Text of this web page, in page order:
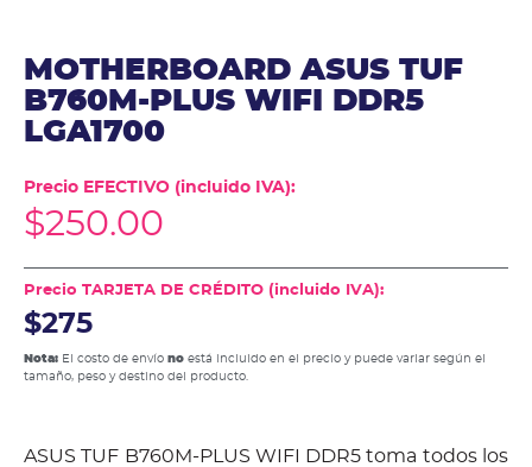
MOTHERBOARD ASUS TUF
B760M-PLUS WIFI DDR5
LGA1700
Precio EFECTIVO (incluido IVA):
$250.00
Precio TARJETA DE CRÉDITO (incluido IVA):
$275
Nota: El costo de envío no está incluido en el precio y puede variar según el
tamaño, peso y destino del producto.
ASUS TUF B760M-PLUS WIFI DDR5 toma todos los